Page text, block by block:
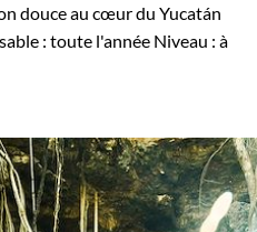
douce au cœur du Yucatán
: toute l'année Niveau : à